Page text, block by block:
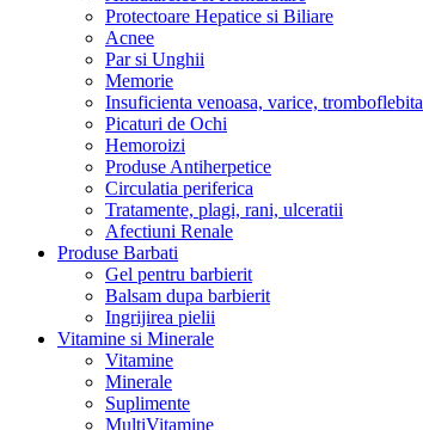
Protectoare Hepatice si Biliare
Acnee
Par si Unghii
Memorie
Insuficienta venoasa, varice, tromboflebita
Picaturi de Ochi
Hemoroizi
Produse Antiherpetice
Circulatia periferica
Tratamente, plagi, rani, ulceratii
Afectiuni Renale
Produse Barbati
Gel pentru barbierit
Balsam dupa barbierit
Ingrijirea pielii
Vitamine si Minerale
Vitamine
Minerale
Suplimente
MultiVitamine